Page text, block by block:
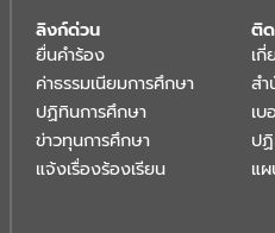
ลิงก์ด่วน
ยื่นคำร้อง
ค่าธรรมเนียมการศึกษา
ปฏิทินการศึกษา
ข่าวทุนการศึกษา
แจ้งเรื่องร้องเรียน
ติ
เกี่
ส
เ
ป
แ